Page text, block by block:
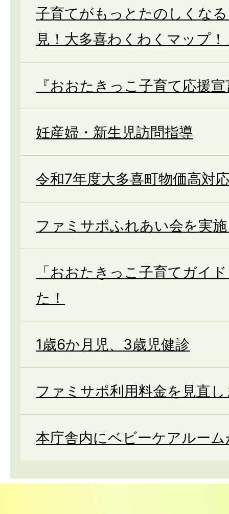
子育てがもっとたのしくな
見！大多喜わくわくマップ！
『おおたきっこ子育て応援
妊産婦・新生児訪問指導
令和7年度大多喜町物価高対
ファミサポふれあい会を実
「おおたきっこ子育てガイ
た！
1歳6か月児、3歳児健診
ファミサポ利用料金を見直
本庁舎内にベビーケアルー